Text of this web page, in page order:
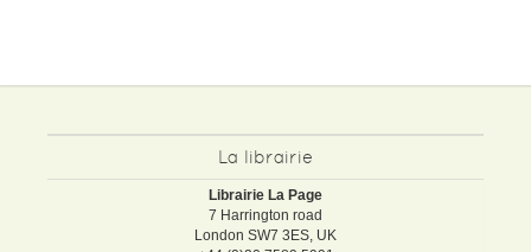
La librairie
Librairie La Page
7 Harrington road
London SW7 3ES, UK